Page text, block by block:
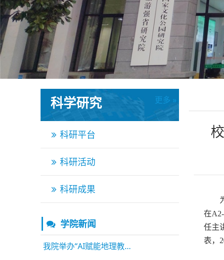
科学研究
科研平台
科研活动
科研成果
学院新闻
更多 »
我院举办“AI赋能地理教科研新路径”专题讲座
更多 »
在
任主
表，